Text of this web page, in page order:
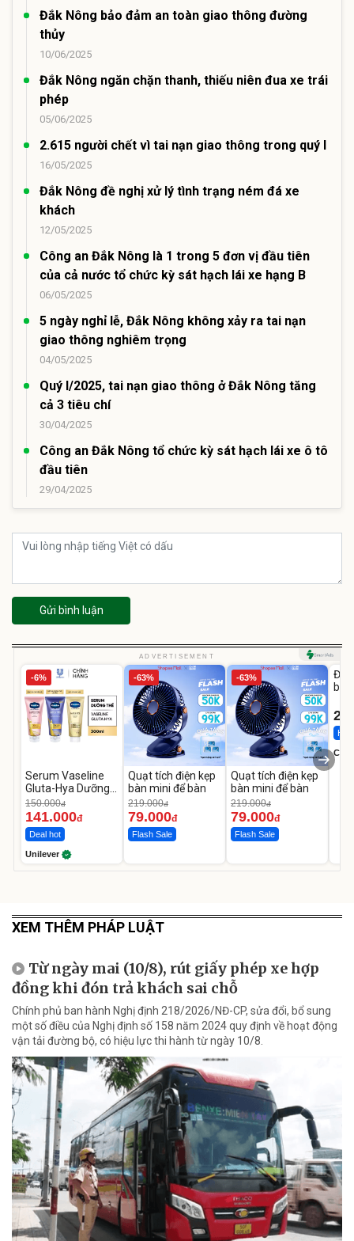
Đắk Nông bảo đảm an toàn giao thông đường
thủy
10/06/2025
Đắk Nông ngăn chặn thanh, thiếu niên đua xe trái
phép
05/06/2025
2.615 người chết vì tai nạn giao thông trong quý I
16/05/2025
Đắk Nông đề nghị xử lý tình trạng ném đá xe
khách
12/05/2025
Công an Đắk Nông là 1 trong 5 đơn vị đầu tiên
của cả nước tổ chức kỳ sát hạch lái xe hạng B
06/05/2025
5 ngày nghỉ lễ, Đắk Nông không xảy ra tai nạn
giao thông nghiêm trọng
04/05/2025
Quý I/2025, tai nạn giao thông ở Đắk Nông tăng
cả 3 tiêu chí
30/04/2025
Công an Đắk Nông tổ chức kỳ sát hạch lái xe ô tô
đầu tiên
29/04/2025
Gửi bình luận
ADVERTISEMENT
-6%
Serum Vaseline
Gluta-Hya Dưỡng
Da Sáng Mịn Sau 7
Ngày
150.000đ
141.000đ
Deal hot
Unilever
-63%
Quạt tích điện kẹp
bàn mini để bàn
219.000đ
79.000đ
Flash Sale
-63%
Quạt tích điện kẹp
bàn mini để bàn
219.000đ
79.000đ
Flash Sale
Đai
bé
Hot
XEM THÊM PHÁP LUẬT
Từ ngày mai (10/8), rút giấy phép xe hợp
đồng khi đón trả khách sai chỗ
Chính phủ ban hành Nghị định 218/2026/NĐ-CP, sửa đổi, bổ sung
một số điều của Nghị định số 158 năm 2024 quy định về hoạt động
vận tải đường bộ, có hiệu lực thi hành từ ngày 10/8.